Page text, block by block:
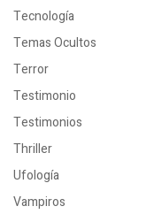
Tecnología
Temas Ocultos
Terror
Testimonio
Testimonios
Thriller
Ufología
Vampiros